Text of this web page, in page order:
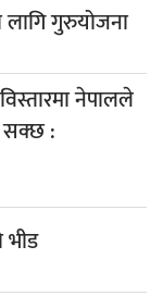
गुरुयोजना
नेपालले
सक्छ :